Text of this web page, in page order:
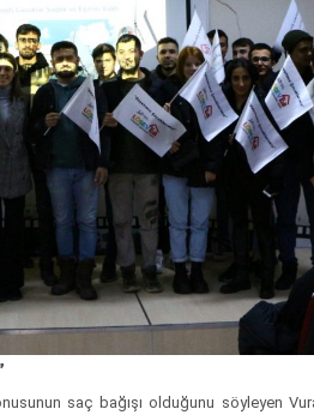
saç bağışı olduğunu söyleyen